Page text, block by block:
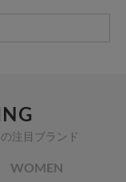
注目ブランド
WOMEN